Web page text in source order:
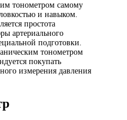
тонометром самому
и навыком.
простота
артериального
подготовки.
тонометром
покупать
измерения давления